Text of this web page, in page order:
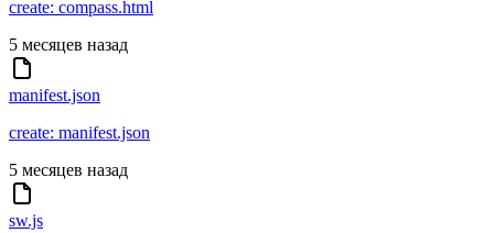
create: compass.html
5 месяцев назад
manifest.json
create: manifest.json
5 месяцев назад
sw.js